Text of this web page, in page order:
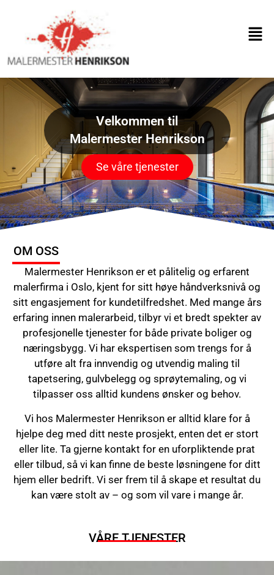
Velkommen til
Malermester Henrikson
Se våre tjenester
OM OSS
Malermester Henrikson er et pålitelig og erfarent
malerfirma i Oslo, kjent for sitt høye håndverksnivå og
sitt engasjement for kundetilfredshet. Med mange års
erfaring innen malerarbeid, tilbyr vi et bredt spekter av
profesjonelle tjenester for både private boliger og
næringsbygg. Vi har ekspertisen som trengs for å
utføre alt fra innvendig og utvendig maling til
tapetsering, gulvbelegg og sprøytemaling, og vi
tilpasser oss alltid kundens ønsker og behov.
Vi hos Malermester Henrikson er alltid klare for å
hjelpe deg med ditt neste prosjekt, enten det er stort
eller lite. Ta gjerne kontakt for en uforpliktende prat
eller tilbud, så vi kan finne de beste løsningene for ditt
hjem eller bedrift. Vi ser frem til å skape et resultat du
kan være stolt av – og som vil vare i mange år.
VÅRE TJENESTER